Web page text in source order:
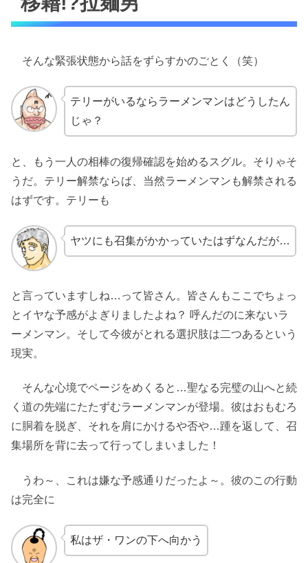
そんな緊張状態から話をずらすかのごとく（笑）
テリーがいるならラーメンマンはどうしたん
じゃ？
と、もう一人の相棒の復帰確認を始めるスグル。そりゃそ
うだ。テリー解禁ならば、当然ラーメンマンも解禁される
はずです。テリーも
ヤツにも召集がかかっていたはずなんだが…
と言っていますしね…って皆さん。皆さんもここでちょっ
とイヤな予感がよぎりましたよね？ 呼んだのに来ないラ
ーメンマン。そして今彼がとれる選択肢は二つあるという
現実。
そんな心境でページをめくると…聖なる完璧の山へと続
く道の先端にたたずむラーメンマンが登場。彼はおもむろ
に胴着を脱ぎ、それを肩にかけるや否や…踵を返して、召
集場所を背に去って行ってしまいました！
うわ～、これは嫌な予感通りだったよ～。彼のこの行動
は完全に
私はザ・ワンの下へ向かう